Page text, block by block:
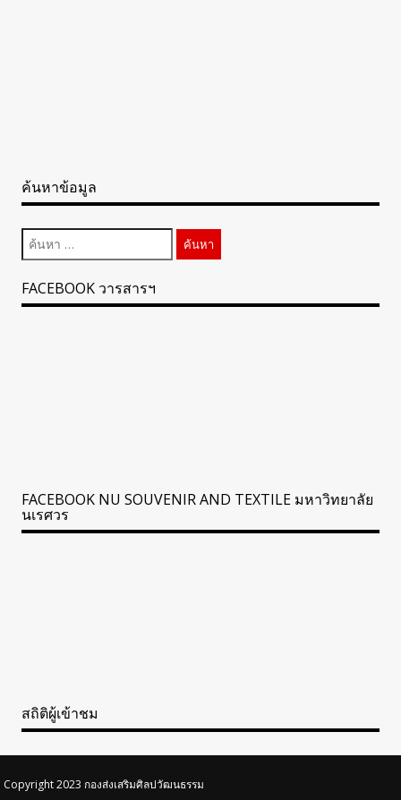
ค้นหาข้อมูล
ค้นหา
สำหรับ:
FACEBOOK วารสารฯ
FACEBOOK NU SOUVENIR AND TEXTILE มหาวิทยาลัย
นเรศวร
สถิติผู้เข้าชม
Copyright 2023 กองส่งเสริมศิลปวัฒนธรรม